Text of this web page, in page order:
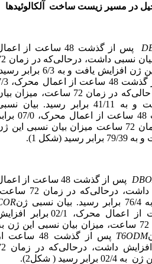
در مسیر زیست ساخت آلکالوئیدها
پس از گذشت 48 ساعت از
محرک، 96/0 برابر افزایش
ساعت، میزان بیان نسبی این ژن افزایش یافت و به 6/3
پس از گذشت 48 ساعت از
برابر افزایش نشان داد، در حالی‌که در زمان 72 ساعت، میزان
نسبی این ژن افزایش یافت و به 41/11 برابر رسید. بیان
پس از گذشت 48 ساعت از اعمال محرک،
نشان داد، در حالی‌که در زمان 72 ساعت میزان بیان نسبی این
(شکل 1).
پس از گذشت 48 ساعت از
محرک، 69/4 برابر افزایش داشت، درحالی‌که در
ژن
پس از گذشت 48 ساعت از اعمال محرک، 02/1 برابر
داشت، درحالی‌که در زمان 72 ساعت، میزان بیان نسبی این ژن
T6ODM
پس از گذشت 48 ساعت
اعمال محرک، 64/2 برابر
رسید ( شکل2).